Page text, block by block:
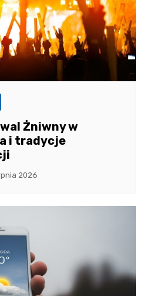
Żniwny w
i tradycje
2026